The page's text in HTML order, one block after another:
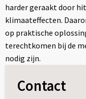
harder geraakt door
klimaateffecten.
op praktische
terechtkomen bij de
nodig zijn.
Contact